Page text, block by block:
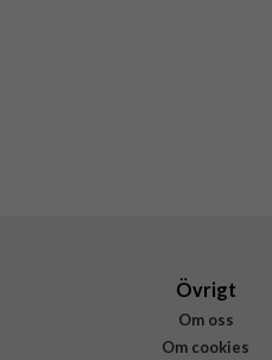
Övrigt
Om oss
Om cookies